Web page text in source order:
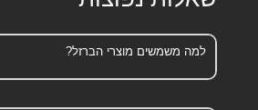
למה משמשים מוצרי הברזל?